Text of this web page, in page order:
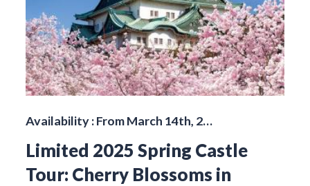
Availability : From March 14th, 2…
Limited 2025 Spring Castle
Tour: Cherry Blossoms in